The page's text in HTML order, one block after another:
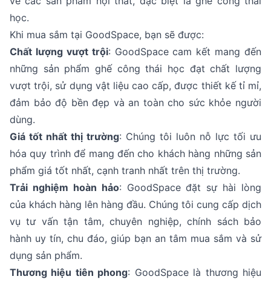
học.
Khi mua sắm tại GoodSpace, bạn sẽ được:
Chất lượng vượt trội: GoodSpace cam kết mang đến
những sản phẩm ghế công thái học đạt chất lượng
vượt trội, sử dụng vật liệu cao cấp, được thiết kế tỉ mỉ,
đảm bảo độ bền đẹp và an toàn cho sức khỏe người
dùng.
Giá tốt nhất thị trường: Chúng tôi luôn nỗ lực tối ưu
hóa quy trình để mang đến cho khách hàng những sản
phẩm giá tốt nhất, cạnh tranh nhất trên thị trường.
Trải nghiệm hoàn hảo: GoodSpace đặt sự hài lòng
của khách hàng lên hàng đầu. Chúng tôi cung cấp dịch
vụ tư vấn tận tâm, chuyên nghiệp, chính sách bảo
hành uy tín, chu đáo, giúp bạn an tâm mua sắm và sử
dụng sản phẩm.
Thương hiệu tiên phong: GoodSpace là thương hiệu